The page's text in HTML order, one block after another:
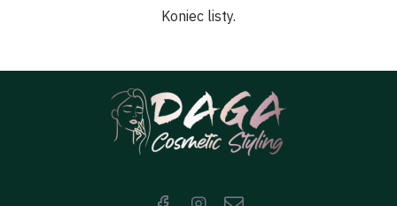
Koniec listy.